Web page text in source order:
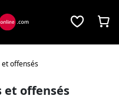
offensés
et offensés